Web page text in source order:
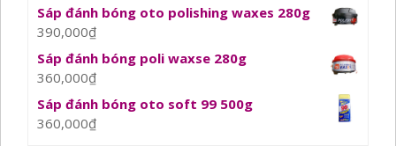
Sáp đánh bóng oto polishing waxes 280g
390,000₫
Sáp đánh bóng poli waxse 280g
360,000₫
Sáp đánh bóng oto soft 99 500g
360,000₫